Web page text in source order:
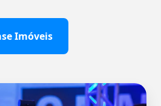
Imóveis